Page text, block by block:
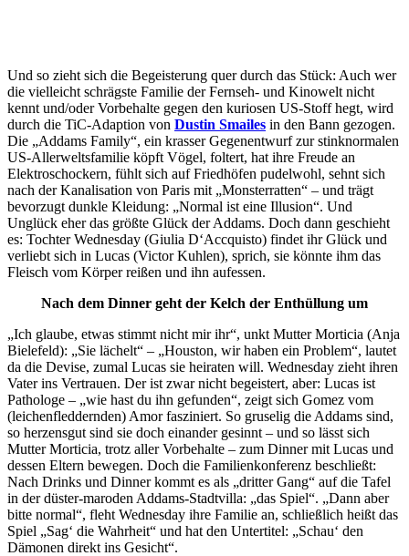
Und so zieht sich die Begeisterung quer durch das Stück: Auch wer
die vielleicht schrägste Familie der Fernseh- und Kinowelt nicht
kennt und/oder Vorbehalte gegen den kuriosen US-Stoff hegt, wird
durch die TiC-Adaption von Dustin Smailes in den Bann gezogen.
Die „Addams Family“, ein krasser Gegenentwurf zur stinknormalen
US-Allerweltsfamilie köpft Vögel, foltert, hat ihre Freude an
Elektroschockern, fühlt sich auf Friedhöfen pudelwohl, sehnt sich
nach der Kanalisation von Paris mit „Monsterratten“ – und trägt
bevorzugt dunkle Kleidung: „Normal ist eine Illusion“. Und
Unglück eher das größte Glück der Addams. Doch dann geschieht
es: Tochter Wednesday (Giulia D‘Accquisto) findet ihr Glück und
verliebt sich in Lucas (Victor Kuhlen), sprich, sie könnte ihm das
Fleisch vom Körper reißen und ihn aufessen.
Nach dem Dinner geht der Kelch der Enthüllung um
„Ich glaube, etwas stimmt nicht mir ihr“, unkt Mutter Morticia (Anja
Bielefeld): „Sie lächelt“ – „Houston, wir haben ein Problem“, lautet
da die Devise, zumal Lucas sie heiraten will. Wednesday zieht ihren
Vater ins Vertrauen. Der ist zwar nicht begeistert, aber: Lucas ist
Pathologe – „wie hast du ihn gefunden“, zeigt sich Gomez vom
(leichenfleddernden) Amor fasziniert. So gruselig die Addams sind,
so herzensgut sind sie doch einander gesinnt – und so lässt sich
Mutter Morticia, trotz aller Vorbehalte – zum Dinner mit Lucas und
dessen Eltern bewegen. Doch die Familienkonferenz beschließt:
Nach Drinks und Dinner kommt es als „dritter Gang“ auf die Tafel
in der düster-maroden Addams-Stadtvilla: „das Spiel“. „Dann aber
bitte normal“, fleht Wednesday ihre Familie an, schließlich heißt das
Spiel „Sag‘ die Wahrheit“ und hat den Untertitel: „Schau‘ den
Dämonen direkt ins Gesicht“.